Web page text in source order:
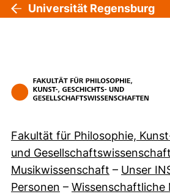
Direkt
Universität Regensburg
Fakultät für Philosophie,
und
Musikwissenschaft – Unser
Personen – Wissenschaftliche